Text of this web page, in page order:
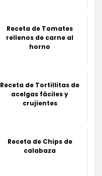
Receta de Tomates
rellenos de carne al
horno
Receta de Tortillitas de
acelgas fáciles y
crujientes
Receta de Chips de
calabaza